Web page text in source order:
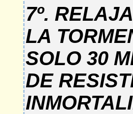
7º.
LA
SOLO 30
DE